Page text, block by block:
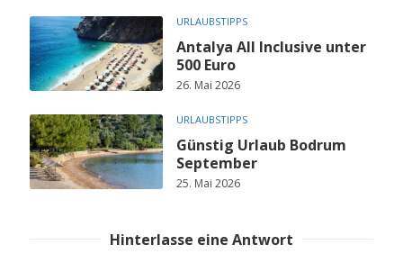
URLAUBSTIPPS
Antalya All Inclusive unter
500 Euro
26. Mai 2026
URLAUBSTIPPS
Günstig Urlaub Bodrum
September
25. Mai 2026
Hinterlasse eine Antwort